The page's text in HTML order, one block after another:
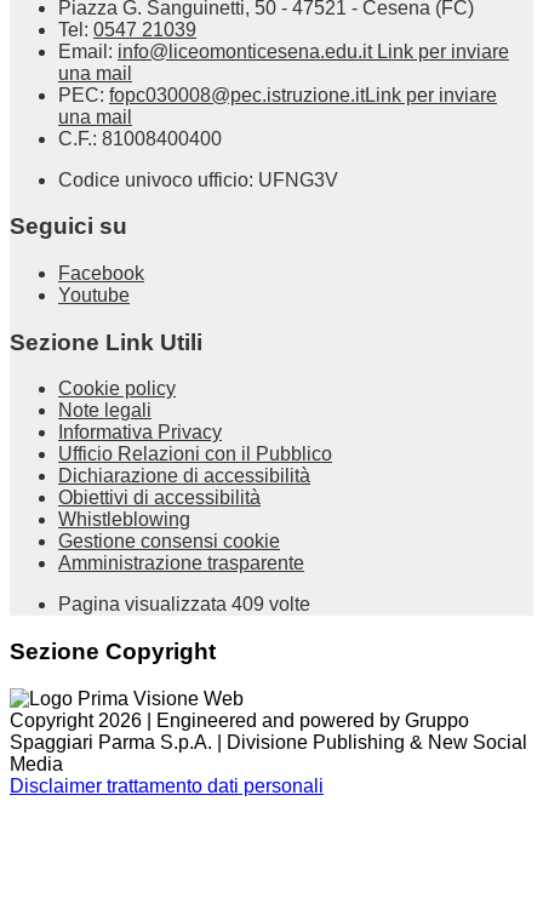
Piazza G. Sanguinetti, 50 - 47521 - Cesena (FC)
Tel: 0547 21039
Email: info@liceomonticesena.edu.it Link per inviare
una mail
PEC: fopc030008@pec.istruzione.itLink per inviare
una mail
C.F.: 81008400400
Codice univoco ufficio: UFNG3V
Seguici su
Facebook
Youtube
Sezione Link Utili
Cookie policy
Note legali
Informativa Privacy
Ufficio Relazioni con il Pubblico
Dichiarazione di accessibilità
Obiettivi di accessibilità
Whistleblowing
Gestione consensi cookie
Amministrazione trasparente
Pagina visualizzata 409 volte
Sezione Copyright
Copyright 2026 | Engineered and powered by Gruppo
Spaggiari Parma S.p.A. | Divisione Publishing & New Social
Media
Disclaimer trattamento dati personali